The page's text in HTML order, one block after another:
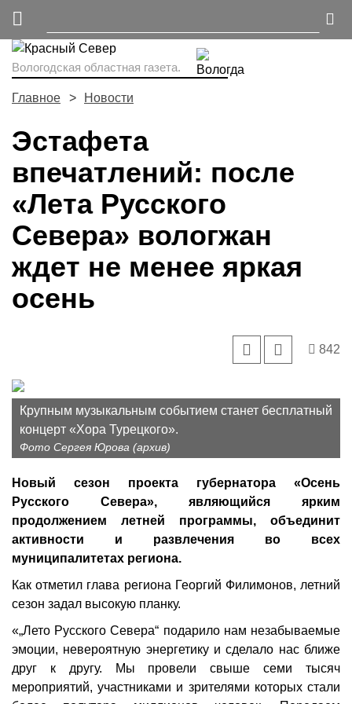
Вологодская областная газета.
Главное Новости
Эстафета
впечатлений: после
«Лета Русского
Севера» вологжан
ждет не менее яркая
осень
842
Крупным музыкальным событием станет бесплатный
концерт «Хора Турецкого».
Фото Сергея Юрова (архив)
Новый сезон проекта губернатора «Осень
Русского Севера», являющийся ярким
продолжением летней программы, объединит
активности и развлечения во всех
муниципалитетах региона.
Как отметил глава региона Георгий Филимонов, летний
сезон задал высокую планку.
«„Лето Русского Севера“ подарило нам незабываемые
эмоции, невероятную энергетику и сделало нас ближе
друг к другу. Мы провели свыше семи тысяч
мероприятий, участниками и зрителями которых стали